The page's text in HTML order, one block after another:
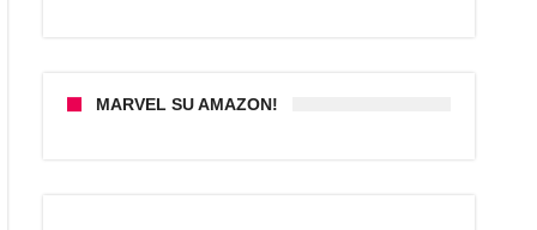
MARVEL SU AMAZON!